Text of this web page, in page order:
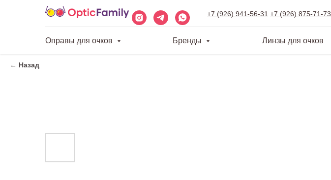
+7 (926) 941-56-31 +7 (926) 875-71-73
Оправы для очков Бренды Линзы для очков
← Назад